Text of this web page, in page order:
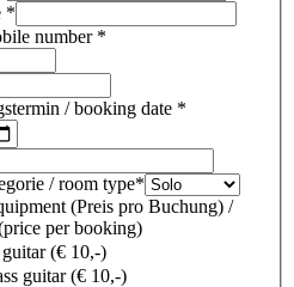
*
number *
/ booking date *
/ room type*
(Preis pro Buchung) /
per booking)
guitar (€ 10,-)
guitar (€ 10,-)